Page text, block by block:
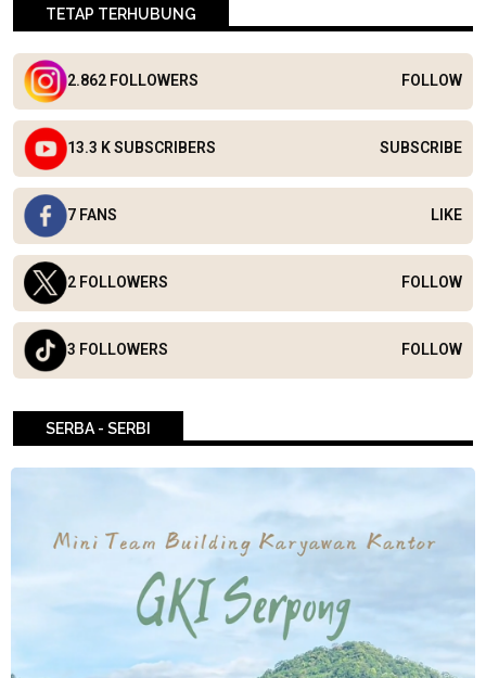
TETAP TERHUBUNG
2.862 FOLLOWERS FOLLOW
13.3 K SUBSCRIBERS SUBSCRIBE
7 FANS LIKE
2 FOLLOWERS FOLLOW
3 FOLLOWERS FOLLOW
SERBA - SERBI